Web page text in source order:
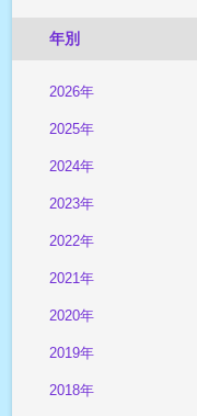
年別
2026年
2025年
2024年
2023年
2022年
2021年
2020年
2019年
2018年